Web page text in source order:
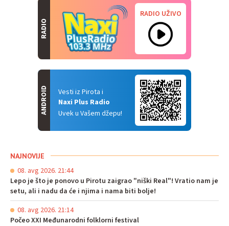
RADIO
RADIO UŽIVO
Vesti iz Pirota i
Naxi Plus Radio
Uvek u Vašem džepu!
ANDROID
NAJNOVIJE
08. avg 2026. 21:44
Lepo je što je ponovo u Pirotu zaigrao "niški Real"! Vratio nam je
setu, ali i nadu da će i njima i nama biti bolje!
08. avg 2026. 21:14
Počeo XXI Međunarodni folklorni festival